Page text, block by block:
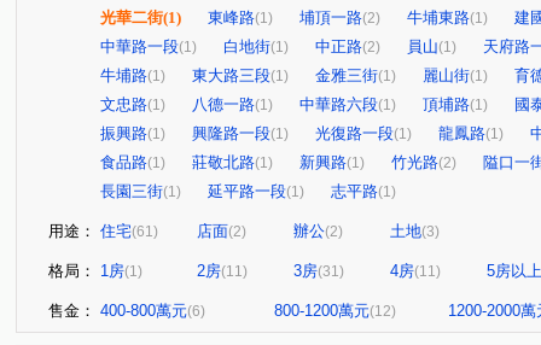
光華二街(1) 東峰路(1) 埔頂一路(2) 牛埔東路(1)
建
中華路一段(1) 白地街(1) 中正路(2) 員山(1)
天府路
牛埔路(1) 東大路三段(1) 金雅三街(1) 麗山街(1)
育
文忠路(1) 八德一路(1) 中華路六段(1) 頂埔路(1)
國
振興路(1) 興隆路一段(1) 光復路一段(1) 龍鳳路(1)
食品路(1) 莊敬北路(1) 新興路(1) 竹光路(2)
隘口一
長園三街(1) 延平路一段(1) 志平路(1)
用途： 住宅(61) 店面(2) 辦公(2) 土地(3)
格局： 1房(1) 2房(11) 3房(31) 4房(11) 5房以上
售金： 400-800萬元(6) 800-1200萬元(12) 1200-2000萬